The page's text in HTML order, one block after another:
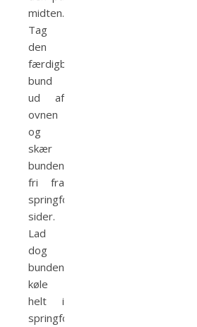
midten.
Tag
den
færdigbagte
bund
ud af
ovnen
og
skær
bunden
fri fra
springformens
sider.
Lad
dog
bunden
køle
helt i
springformen